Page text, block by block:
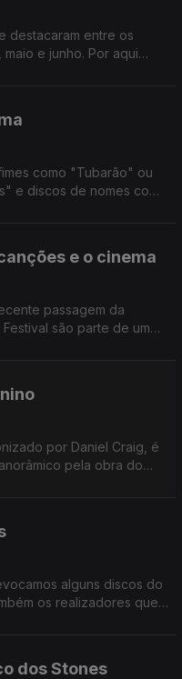
destacaram entre os
e junho. Por aqui
como "Tubarão" ou
e discos de nomes como
e o cinema
passagem da
são parte de um
por Daniel Craig, é
pela obra do
alguns discos do
os realizadores que
dos Stones